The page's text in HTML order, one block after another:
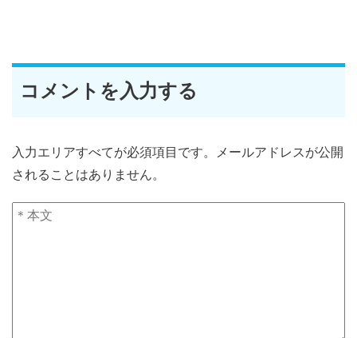
コメントを入力する
入力エリアすべてが必須項目です。メールアドレスが公開
されることはありません。